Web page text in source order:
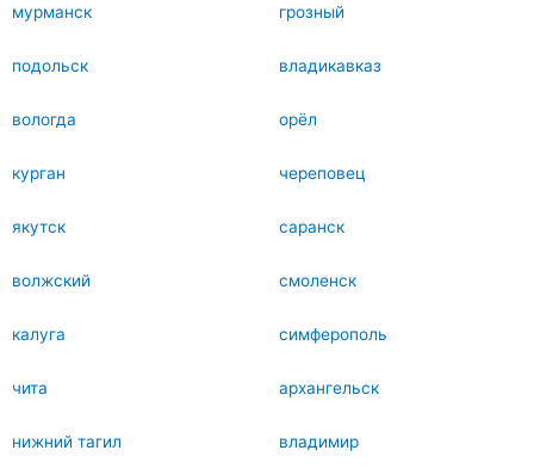
мурманск грозный
подольск владикавказ
вологда орёл
курган череповец
якутск саранск
волжский смоленск
калуга симферополь
чита архангельск
нижний тагил владимир